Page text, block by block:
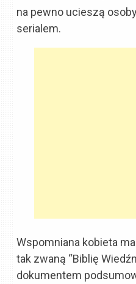
na pewno ucieszą
serialem.
Wspomniana kobieta
tak zwaną “Biblię
dokumentem